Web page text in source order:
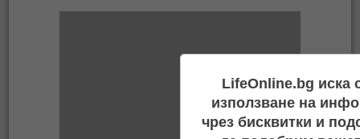
LifeOnline.bg иска
използване на
чрез бисквитки и